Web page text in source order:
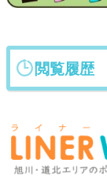
閲覧履歴